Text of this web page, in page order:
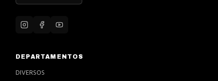
DEPARTAMENTOS
DIVERSOS